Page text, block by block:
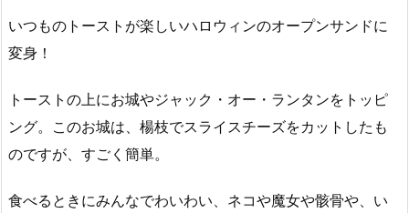
いつものトーストが楽しいハロウィンのオープンサンドに
変身！
トーストの上にお城やジャック・オー・ランタンをトッピ
ング。このお城は、楊枝でスライスチーズをカットしたも
のですが、すごく簡単。
食べるときにみんなでわいわい、ネコや魔女や骸骨や、い